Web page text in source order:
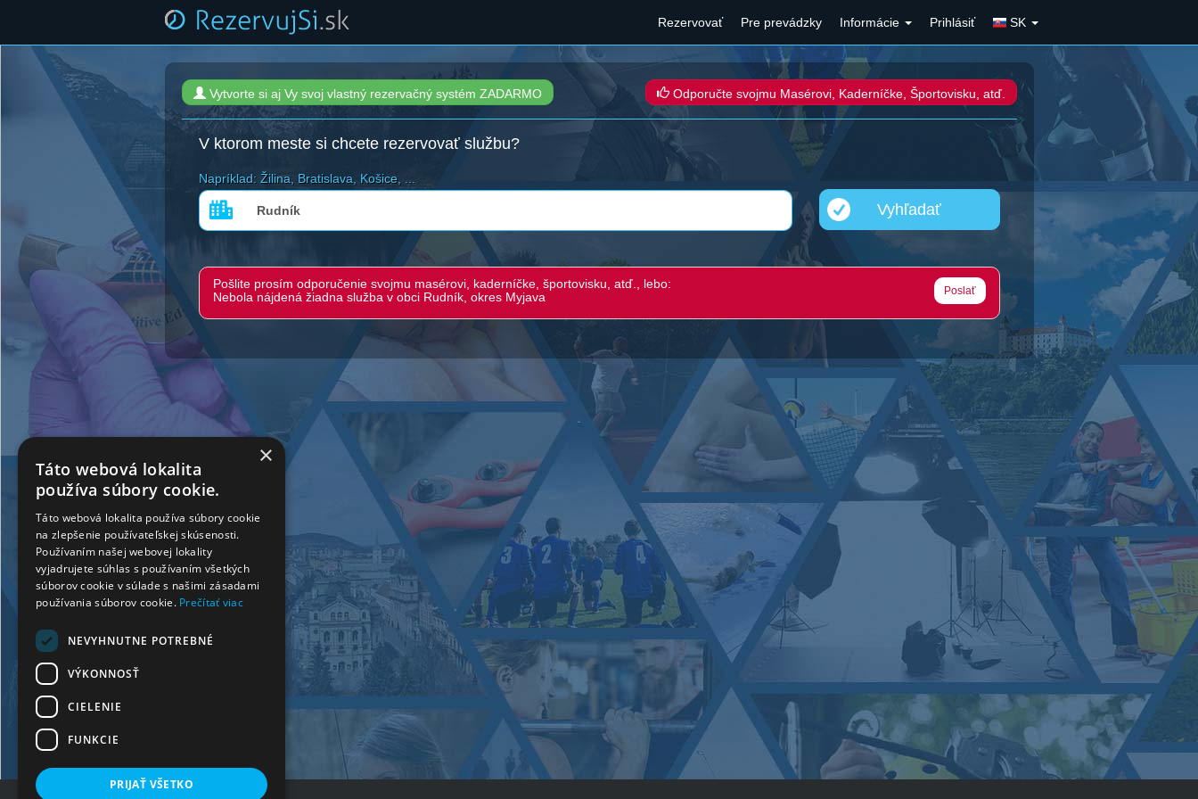
Rezervovať Pre prevádzky Informácie Prihlásiť SK
Vytvorte si aj Vy svoj vlastný rezervačný systém ZADARMO Odporučte svojmu Masérovi, Kaderníčke, Športovisku, atď.
V ktorom meste si chcete rezervovať službu?
Napríklad: Žilina, Bratislava, Košice, ...
Vyhľadať
Pošlite prosím odporučenie svojmu masérovi, kaderníčke, športovisku, atď., lebo:
Nebola nájdená žiadna služba v obci Rudník, okres Myjava
Poslať
×
Táto webová lokalita
používa súbory cookie.
Táto webová lokalita používa súbory cookie
na zlepšenie používateľskej skúsenosti.
Používaním našej webovej lokality
vyjadrujete súhlas s používaním všetkých
súborov cookie v súlade s našimi zásadami
používania súborov cookie. Prečítať viac
NEVYHNUTNE POTREBNÉ
VÝKONNOSŤ
CIELENIE
FUNKCIE
PRIJAŤ VŠETKO